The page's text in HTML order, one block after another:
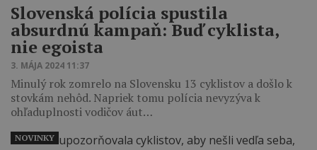
Slovenská polícia spustila
absurdnú kampaň: Buď cyklista,
nie egoista
3. MÁJA 2024 11:37
Minulý rok zomrelo na Slovensku 13 cyklistov a došlo k
stovkám nehôd. Napriek tomu polícia nevyzýva k
ohľaduplnosti vodičov áut…
NOVINKY